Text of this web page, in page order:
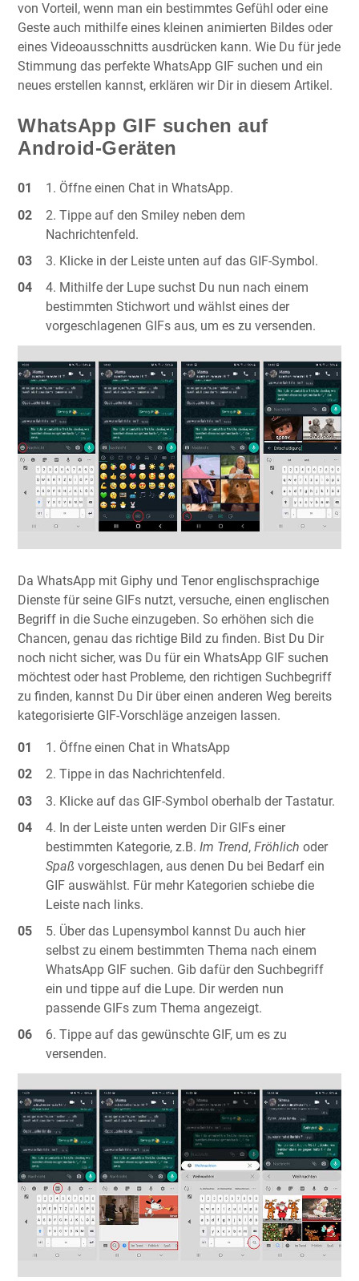
von Vorteil, wenn man ein bestimmtes Gefühl oder eine
Geste auch mithilfe eines kleinen animierten Bildes oder
eines Videoausschnitts ausdrücken kann. Wie Du für jede
Stimmung das perfekte WhatsApp GIF suchen und ein
neues erstellen kannst, erklären wir Dir in diesem Artikel.
WhatsApp GIF suchen auf
Android-Geräten
Öffne einen Chat in WhatsApp.
Tippe auf den Smiley neben dem
Nachrichtenfeld.
Klicke in der Leiste unten auf das GIF-Symbol.
Mithilfe der Lupe suchst Du nun nach einem
bestimmten Stichwort und wählst eines der
vorgeschlagenen GIFs aus, um es zu versenden.
Da WhatsApp mit Giphy und Tenor englischsprachige
Dienste für seine GIFs nutzt, versuche, einen englischen
Begriff in die Suche einzugeben. So erhöhen sich die
Chancen, genau das richtige Bild zu finden. Bist Du Dir
noch nicht sicher, was Du für ein WhatsApp GIF suchen
möchtest oder hast Probleme, den richtigen Suchbegriff
zu finden, kannst Du Dir über einen anderen Weg bereits
kategorisierte GIF-Vorschläge anzeigen lassen.
Öffne einen Chat in WhatsApp
Tippe in das Nachrichtenfeld.
Klicke auf das GIF-Symbol oberhalb der Tastatur.
In der Leiste unten werden Dir GIFs einer
bestimmten Kategorie, z.B.Im Trend,Fröhlich oder
Spaß vorgeschlagen, aus denen Du bei Bedarf ein
GIF auswählst. Für mehr Kategorien schiebe die
Leiste nach links.
Über das Lupensymbol kannst Du auch hier
selbst zu einem bestimmten Thema nach einem
WhatsApp GIF suchen. Gib dafür den Suchbegriff
ein und tippe auf die Lupe. Dir werden nun
passende GIFs zum Thema angezeigt.
Tippe auf das gewünschte GIF, um es zu
versenden.